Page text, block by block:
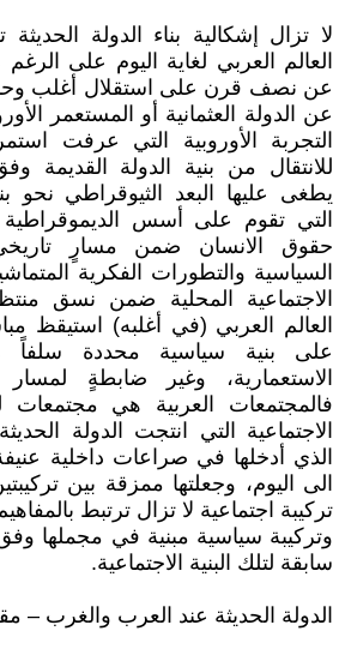
لا تزال إشكالية بناء الدولة
العالم العربي لغاية اليوم على
عن نصف قرن على استقلال أغلب
عن الدولة العثمانية أو المستعمر
التجربة الأوروبية التي عرفت
للانتقال من بنية الدولة القديمة
يطغى عليها البعد الثيوقراطي نحو
التي تقوم على أسس الديموقراطية
حقوق الانسان ضمن مسارٍ
السياسية والتطورات الفكرية
الاجتماعية المحلية ضمن نسق
العالم العربي (في أغلبه) استيقظ
على بنية سياسية محددة سلفاً
الاستعمارية، وغير ضابطةٍ لمسار
فالمجتمعات العربية هي
الاجتماعية التي انتجت الدولة
الذي أدخلها في صراعات داخلية
الى اليوم، وجعلتها ممزقة بين
تركيبة اجتماعية لا تزال ترتبط
وتركيبة سياسية مبنية في مجملها
سابقة لتلك البنية الاجتماعية.
الدولة الحديثة عند العرب والغرب –